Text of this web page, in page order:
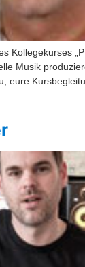
Kollegekurses
Musik
eure